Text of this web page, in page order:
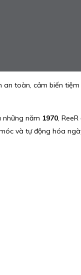
toàn, cảm biến
những năm 1970,
và tự động hóa